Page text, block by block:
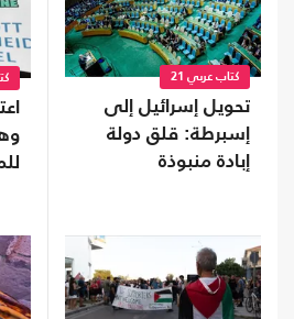
كتاب عربي 21
تحويل إسرائيل إلى
إسبرطة: قلق دولة
إبادة منبوذة